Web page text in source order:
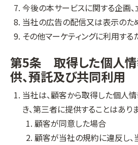
今後の本サービスに関する企画
当社の広告の配信又は表示のた
その他マーケティングに利用する
第5条 取得した個人
供、預託及び共同利用
当社は、顧客から取得した個人
き、第三者に提供することはあり
顧客が同意した場合
顧客が当社の規約に違反し、